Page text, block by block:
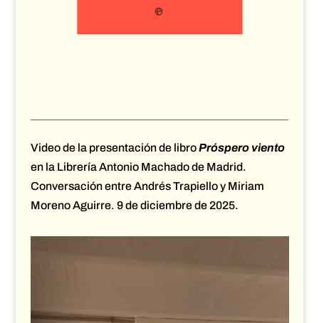
Video de la presentación de libroPróspero viento
en la Librería Antonio Machado de Madrid.
Conversación entre Andrés Trapiello y Miriam
Moreno Aguirre. 9 de diciembre de 2025.